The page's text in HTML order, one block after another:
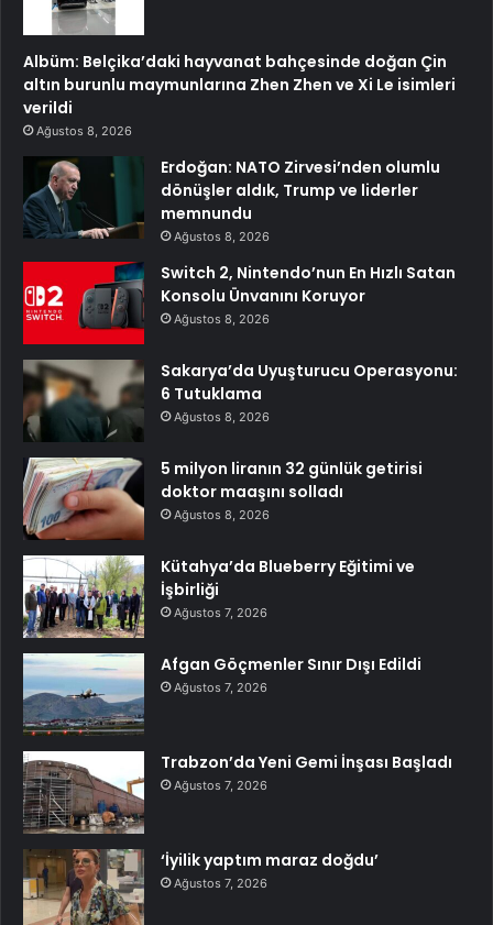
Albüm: Belçika’daki hayvanat bahçesinde doğan Çin
altın burunlu maymunlarına Zhen Zhen ve Xi Le isimleri
verildi
Ağustos 8, 2026
Erdoğan: NATO Zirvesi’nden olumlu
dönüşler aldık, Trump ve liderler
memnundu
Ağustos 8, 2026
Switch 2, Nintendo’nun En Hızlı Satan
Konsolu Ünvanını Koruyor
Ağustos 8, 2026
Sakarya’da Uyuşturucu Operasyonu:
6 Tutuklama
Ağustos 8, 2026
5 milyon liranın 32 günlük getirisi
doktor maaşını solladı
Ağustos 8, 2026
Kütahya’da Blueberry Eğitimi ve
İşbirliği
Ağustos 7, 2026
Afgan Göçmenler Sınır Dışı Edildi
Ağustos 7, 2026
Trabzon’da Yeni Gemi İnşası Başladı
Ağustos 7, 2026
‘İyilik yaptım maraz doğdu’
Ağustos 7, 2026